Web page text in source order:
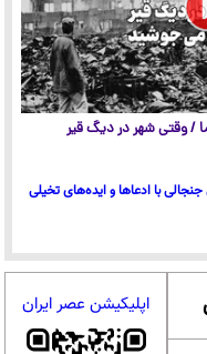
/ وقتی شهر در دیگ قیر
با ادعاها و ایده‌های تخیلی
اپلیکیشن عصر ایران